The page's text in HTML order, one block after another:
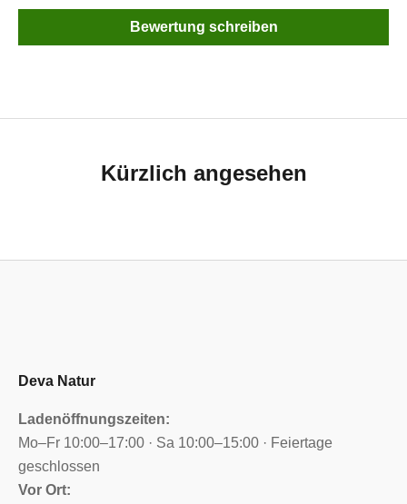
Bewertung schreiben
Kürzlich angesehen
Deva Natur
Ladenöffnungszeiten:
Mo–Fr 10:00–17:00 · Sa 10:00–15:00 · Feiertage
geschlossen
Vor Ort: